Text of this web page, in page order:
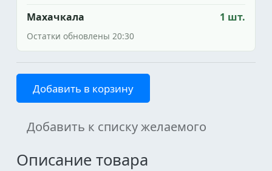
Махачкала
1 шт.
Остатки обновлены 20:30
Добавить в корзину
Добавить к списку желаемого
Описание товара